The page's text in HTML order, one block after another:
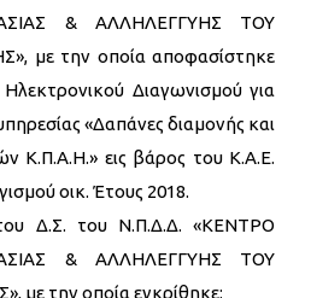
& ΑΛΛΗΛΕΓΓΥΗΣ ΤΟΥ
με την οποία αποφασίστηκε
Ηλεκτρονικού Διαγωνισμού για
«Δαπάνες διαμονής και
Κ.Π.Α.Η.» εις βάρος του Κ.Α.Ε.
οικ. Έτους 2018.
Δ.Σ. του Ν.Π.Δ.Δ. «ΚΕΝΤΡΟ
& ΑΛΛΗΛΕΓΓΥΗΣ ΤΟΥ
την οποία εγκρίθηκε: